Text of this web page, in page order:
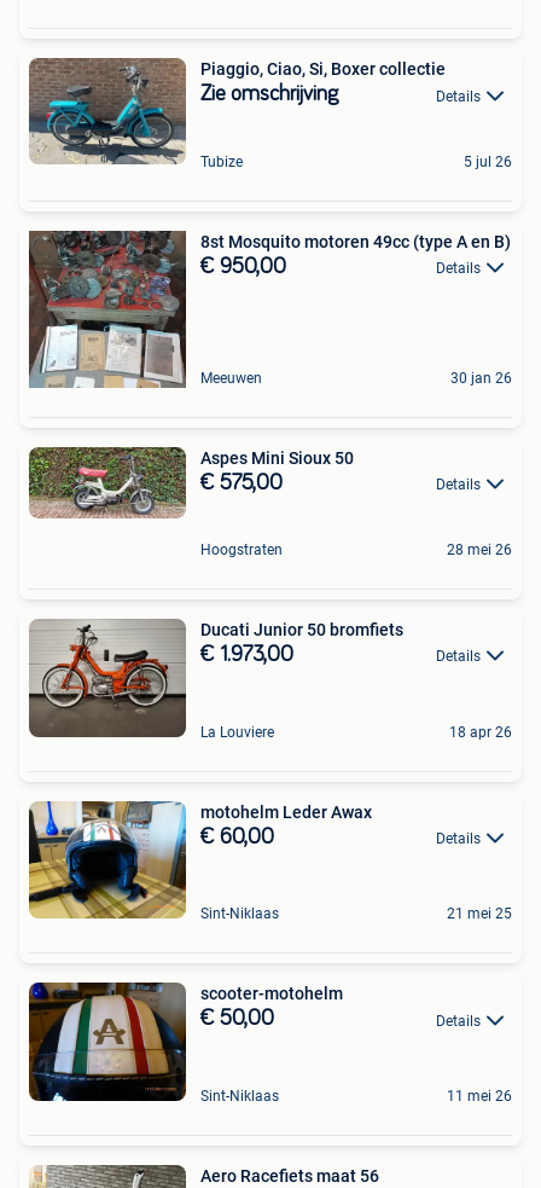
Piaggio, Ciao, Si, Boxer collectie
Zie omschrijving Details
Tubize 5 jul 26
8st Mosquito motoren 49cc (type A en B)
€ 950,00 Details
Meeuwen 30 jan 26
Aspes Mini Sioux 50
€ 575,00 Details
Hoogstraten 28 mei 26
Ducati Junior 50 bromfiets
€ 1.973,00 Details
La Louviere 18 apr 26
motohelm Leder Awax
€ 60,00 Details
Sint-Niklaas 21 mei 25
scooter-motohelm
€ 50,00 Details
Sint-Niklaas 11 mei 26
Aero Racefiets maat 56